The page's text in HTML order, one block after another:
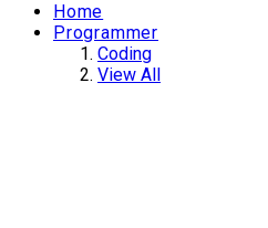
Home
Programmer
Coding
View All